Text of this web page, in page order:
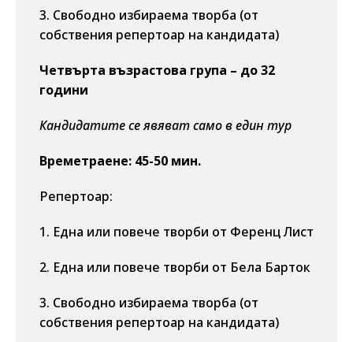
3. Свободно избираема творба (от
собствения репертоар на кандидата)
Четвърта възрастова група – до 32
години
Кандидатите се явяват само в един тур
Времетраене: 45-50 мин.
Репертоар:
1. Една или повече творби от Ференц Лист
2. Една или повече творби от Бела Барток
3. Свободно избираема творба (от
собствения репертоар на кандидата)